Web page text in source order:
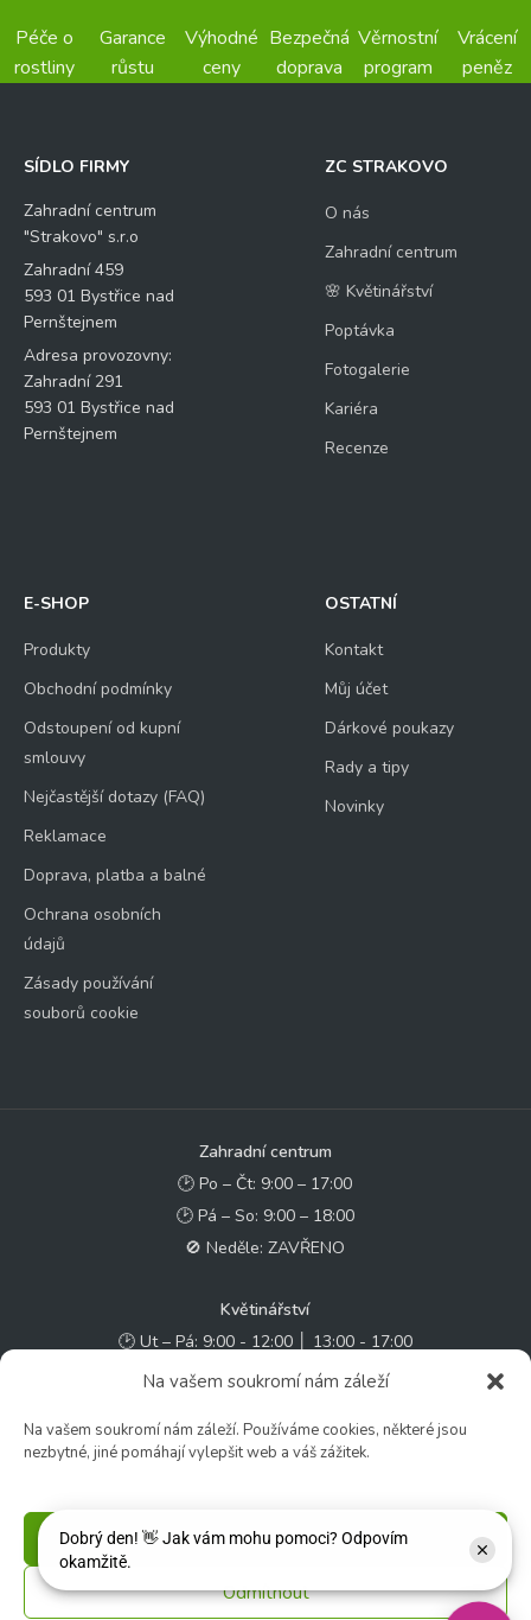
Na vašem soukromí nám záleží
Na vašem soukromí nám záleží. Používáme cookies, některé jsou
nezbytné, jiné pomáhají vylepšit web a váš zážitek.
Příjmout
Odmítnout
Péče o
rostliny
Garance
růstu
Výhodné
ceny
Bezpečná
doprava
Věrnostní
program
Vrácení
peněz
SÍDLO FIRMY
Zahradní centrum
"Strakovo" s.r.o
Zahradní 459
593 01 Bystřice nad
Pernštejnem
Adresa provozovny:
Zahradní 291
593 01 Bystřice nad
Pernštejnem
ZC STRAKOVO
O nás
Zahradní centrum
🌸 Květinářství
Poptávka
Fotogalerie
Kariéra
Recenze
E-SHOP
Produkty
Obchodní podmínky
Odstoupení od kupní
smlouvy
Nejčastější dotazy (FAQ)
Reklamace
Doprava, platba a balné
Ochrana osobních
údajů
Zásady používání
souborů cookie
OSTATNÍ
Kontakt
Můj účet
Dárkové poukazy
Rady a tipy
Novinky
Zahradní centrum
🕑 Po – Čt: 9:00 – 17:00
🕑 Pá – So: 9:00 – 18:00
🚫 Neděle: ZAVŘENO
Květinářství
🕑 Ut – Pá: 9:00 - 12:00 │ 13:00 - 17:00
🕑 So: 9:00 – 15:00
Rychlý kontakt: